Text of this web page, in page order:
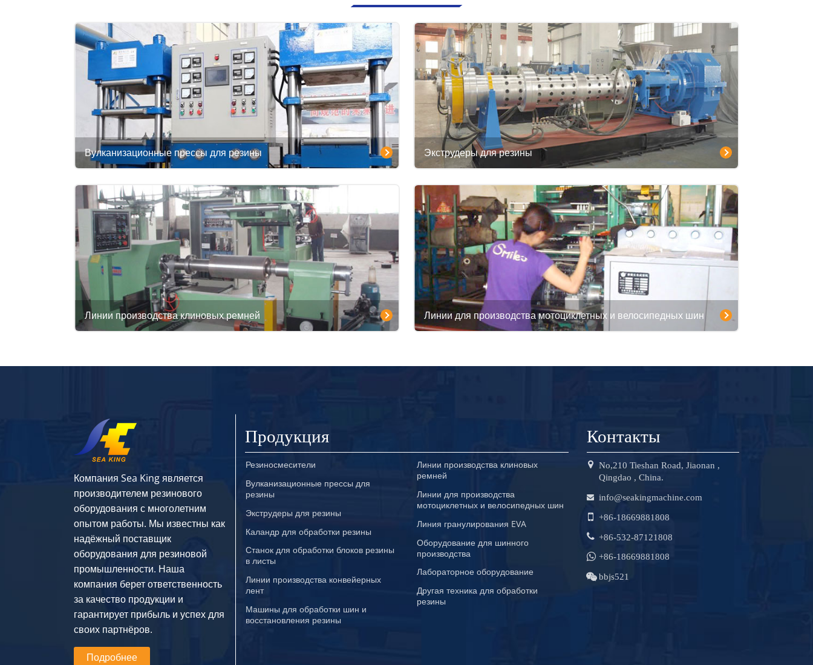
Вулканизационные прессы для резины Экструдеры для резины
Линии производства клиновых ремней Линии для производства мотоциклетных и велосипедных шин
Компания Sea King является
производителем резинового
оборудования с многолетним
опытом работы. Мы известны как
надёжный поставщик
оборудования для резиновой
промышленности. Наша
компания берет ответственность
за качество продукции и
гарантирует прибыль и успех для
своих партнёров.
Подробнее
Продукция
Резиносмесители
Вулканизационные прессы для
резины
Экструдеры для резины
Каландр для обработки резины
Станок для обработки блоков резины
в листы
Линии производства конвейерных
лент
Машины для обработки шин и
восстановления резины
Линии производства клиновых
ремней
Линии для производства
мотоциклетных и велосипедных шин
Линия гранулирования EVA
Оборудование для шинного
производства
Лабораторное оборудование
Другая техника для обработки
резины
Контакты
No,210 Tieshan Road, Jiaonan ,
Qingdao , China.
info@seakingmachine.com
+86-18669881808
+86-532-87121808
+86-18669881808
bbjs521